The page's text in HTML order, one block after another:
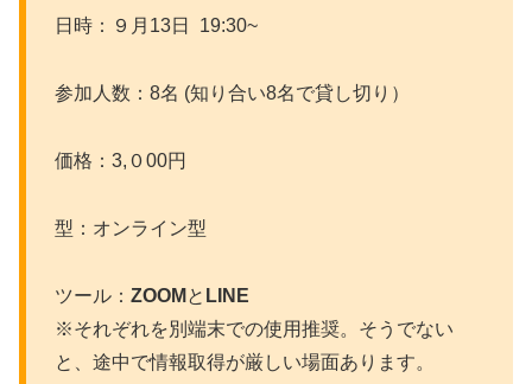
日時：９月13日 19:30~
参加人数：8名 (知り合い8名で貸し切り）
価格：3,０00円
型：オンライン型
ツール： ZOOM と LINE
※それぞれを別端末での使用推奨。そうでない
と、途中で情報取得が厳しい場面あります。